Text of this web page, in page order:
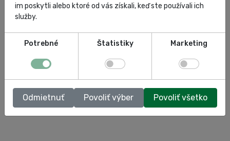
autoservisná technika homola autoservis
certifikát kvality profil spoločnosti o nás
odborné prehliadky
im poskytli alebo ktoré od vás získali, keď ste používali ich
služby.
Potrebné Štatistiky Marketing
Odmietnuť Povoliť výber Povoliť všetko